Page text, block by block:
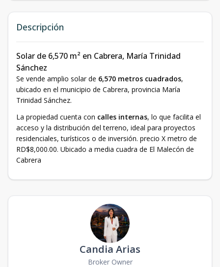
Descripción
Solar de 6,570 m² en Cabrera, María Trinidad
Sánchez
Se vende amplio solar de 6,570 metros cuadrados,
ubicado en el municipio de Cabrera, provincia María
Trinidad Sánchez.
La propiedad cuenta con calles internas, lo que facilita el
acceso y la distribución del terreno, ideal para proyectos
residenciales, turísticos o de inversión. precio X metro de
RD$8,000.00. Ubicado a media cuadra de El Malecón de
Cabrera
Candia Arias
Broker Owner